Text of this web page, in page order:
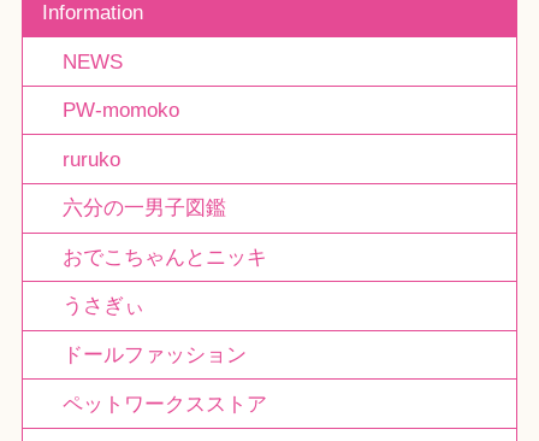
Information
NEWS
PW-momoko
ruruko
六分の一男子図鑑
おでこちゃんとニッキ
うさぎぃ
ドールファッション
ペットワークスストア